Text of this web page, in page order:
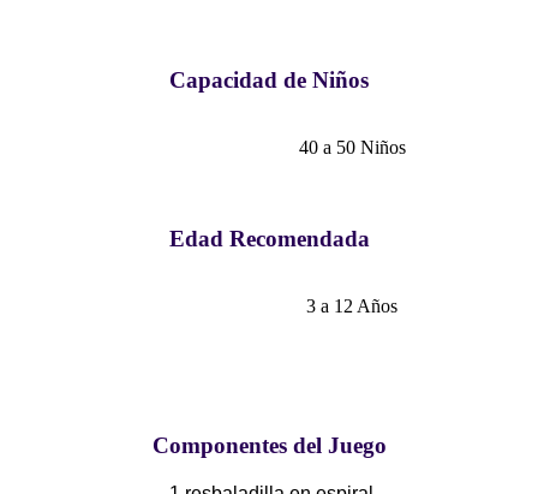
Capacidad de Niños
40 a 50 Niños
Edad Recomendada
3 a 12 Años
Componentes del Juego